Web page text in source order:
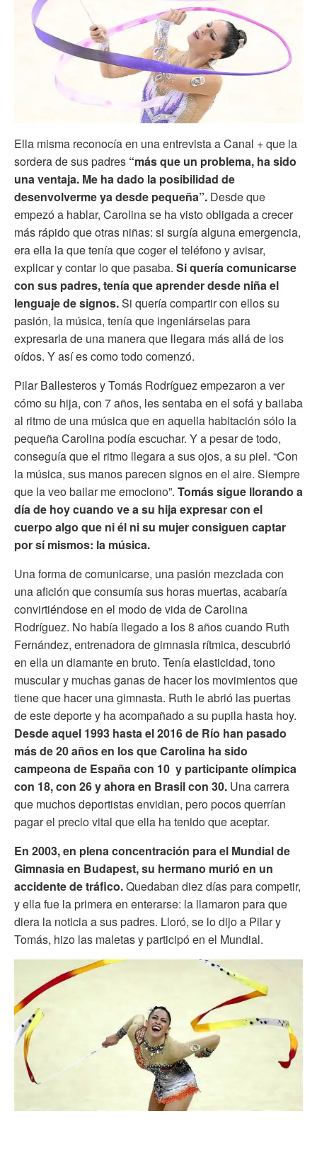
Ella misma reconocía en una entrevista a Canal + que la
sordera de sus padres “más que un problema, ha sido
una ventaja. Me ha dado la posibilidad de
desenvolverme ya desde pequeña”. Desde que
empezó a hablar, Carolina se ha visto obligada a crecer
más rápido que otras niñas: si surgía alguna emergencia,
era ella la que tenía que coger el teléfono y avisar,
explicar y contar lo que pasaba. Si quería comunicarse
con sus padres, tenía que aprender desde niña el
lenguaje de signos.Si quería compartir con ellos su
pasión, la música, tenía que ingeniárselas para
expresarla de una manera que llegara más allá de los
oídos. Y así es como todo comenzó.
Pilar Ballesteros y Tomás Rodríguez empezaron a ver
cómo su hija, con 7 años, les sentaba en el sofá y bailaba
al ritmo de una música que en aquella habitación sólo la
pequeña Carolina podía escuchar. Y a pesar de todo,
conseguía que el ritmo llegara a sus ojos, a su piel. “Con
la música, sus manos parecen signos en el aire. Siempre
que la veo bailar me emociono”. Tomás sigue llorando a
día de hoy cuando ve a su hija expresar con el
cuerpo algo que ni él ni su mujer consiguen captar
por sí mismos: la música.
Una forma de comunicarse, una pasión mezclada con
una afición que consumía sus horas muertas, acabaría
convirtiéndose en el modo de vida de Carolina
Rodríguez. No había llegado a los 8 años cuando Ruth
Fernández, entrenadora de gimnasia rítmica, descubrió
en ella un diamante en bruto. Tenía elasticidad, tono
muscular y muchas ganas de hacer los movimientos que
tiene que hacer una gimnasta. Ruth le abrió las puertas
de este deporte y ha acompañado a su pupila hasta hoy.
Desde aquel 1993 hasta el 2016 de Río han pasado
más de 20 años en los que Carolina ha sido
campeona de España con 10 y participante olímpica
con 18, con 26 y ahora en Brasil con 30. Una carrera
que muchos deportistas envidian, pero pocos querrían
pagar el precio vital que ella ha tenido que aceptar.
En 2003, en plena concentración para el Mundial de
Gimnasia en Budapest, su hermano murió en un
accidente de tráfico.Quedaban diez días para competir,
y ella fue la primera en enterarse: la llamaron para que
diera la noticia a sus padres. Lloró, se lo dijo a Pilar y
Tomás, hizo las maletas y participó en el Mundial.